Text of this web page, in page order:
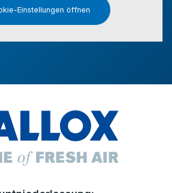
Einstellungen öffnen